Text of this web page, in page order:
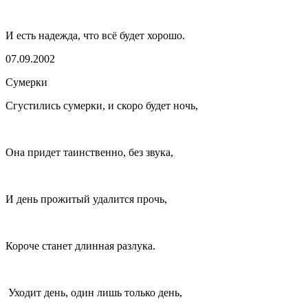
И есть надежда, что всё будет хорошо.
07.09.2002
Сумерки
Сгустились сумерки, и скоро будет ночь,
Она придет таинственно, без звука,
И день прожитый удалится прочь,
Короче станет длинная разлука.
Уходит день, один лишь только день,